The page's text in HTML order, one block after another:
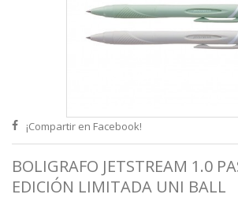
¡Compartir en Facebook!
BOLIGRAFO JETSTREAM 1.0
EDICIÓN LIMITADA UNI BALL